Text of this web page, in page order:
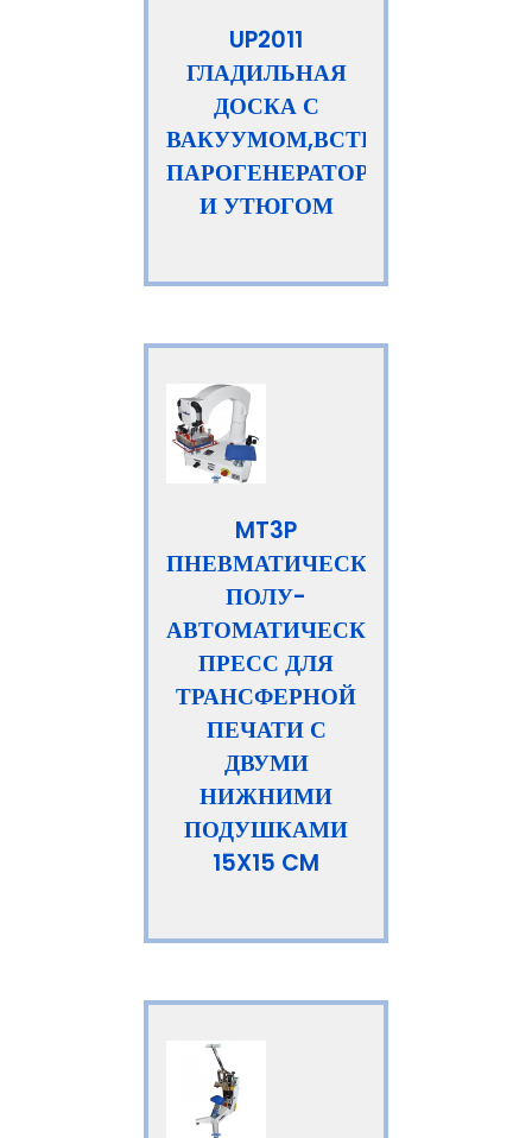
UP2011
ГЛАДИЛЬНАЯ
ДОСКА С
ВАКУУМОМ,ВСТРОЕННЫМ
ПАРОГЕНЕРАТОРОМ
И УТЮГОМ
MT3P
ПНЕВМАТИЧЕСКИЙ
ПОЛУ-
АВТОМАТИЧЕСКИЙ
ПРЕСС ДЛЯ
ТРАНСФЕРНОЙ
ПЕЧАТИ С
ДВУМИ
НИЖНИМИ
ПОДУШКАМИ
15X15 CM